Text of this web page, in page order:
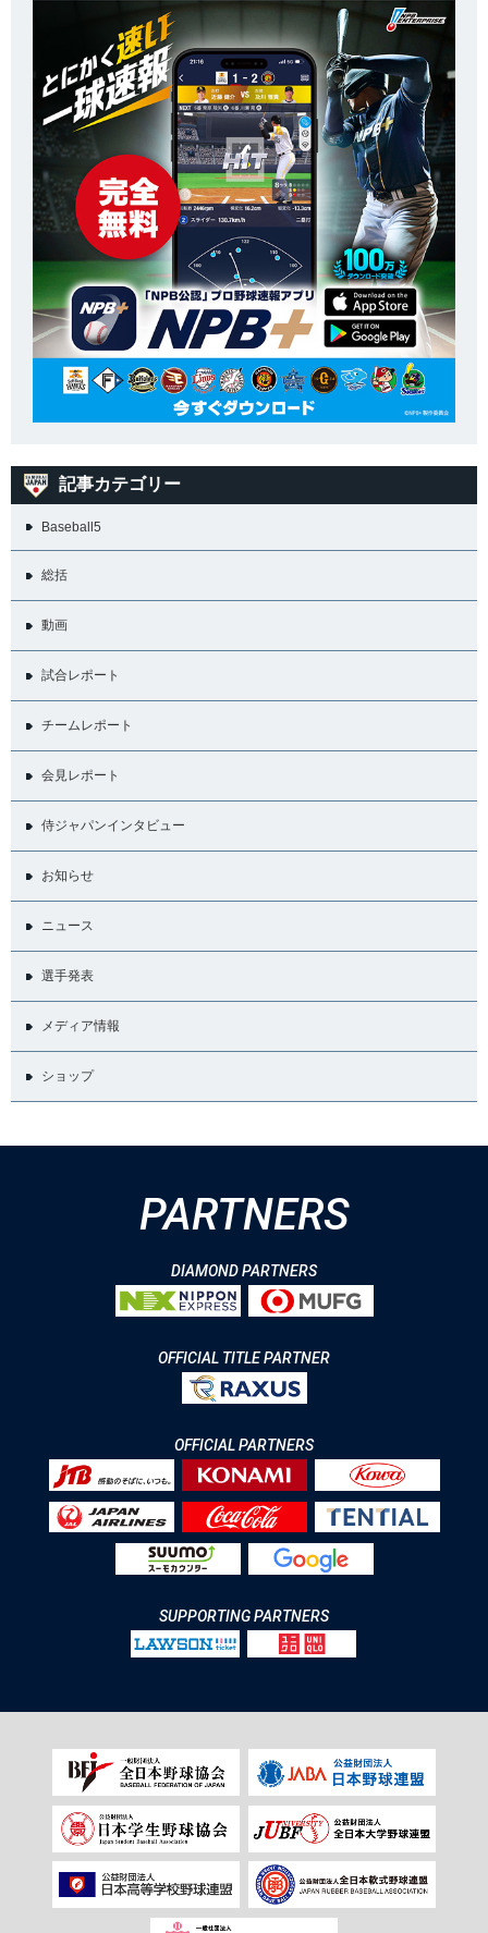
記事カテゴリー
Baseball5
総括
動画
試合レポート
チームレポート
会見レポート
侍ジャパンインタビュー
お知らせ
ニュース
選手発表
メディア情報
ショップ
PARTNERS
DIAMOND PARTNERS
OFFICIAL TITLE PARTNER
OFFICIAL PARTNERS
SUPPORTING PARTNERS